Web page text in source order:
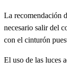
La recomendación
necesario salir del
con el cinturón
El uso de las luces